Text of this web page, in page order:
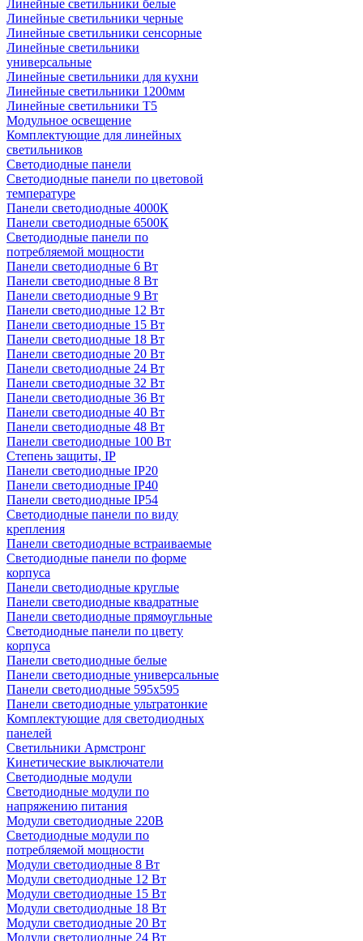
Линейные светильники белые
Линейные светильники черные
Линейные светильники сенсорные
Линейные светильники
универсальные
Линейные светильники для кухни
Линейные светильники 1200мм
Линейные светильники Т5
Модульное освещение
Комплектующие для линейных
светильников
Светодиодные панели
Светодиодные панели по цветовой
температуре
Панели светодиодные 4000К
Панели светодиодные 6500К
Светодиодные панели по
потребляемой мощности
Панели светодиодные 6 Вт
Панели светодиодные 8 Вт
Панели светодиодные 9 Вт
Панели светодиодные 12 Вт
Панели светодиодные 15 Вт
Панели светодиодные 18 Вт
Панели светодиодные 20 Вт
Панели светодиодные 24 Вт
Панели светодиодные 32 Вт
Панели светодиодные 36 Вт
Панели светодиодные 40 Вт
Панели светодиодные 48 Вт
Панели светодиодные 100 Вт
Степень защиты, IP
Панели светодиодные IP20
Панели светодиодные IP40
Панели светодиодные IP54
Светодиодные панели по виду
крепления
Панели светодиодные встраиваемые
Светодиодные панели по форме
корпуса
Панели светодиодные круглые
Панели светодиодные квадратные
Панели светодиодные прямоугльные
Светодиодные панели по цвету
корпуса
Панели светодиодные белые
Панели светодиодные универсальные
Панели светодиодные 595х595
Панели светодиодные ультратонкие
Комплектующие для светодиодных
панелей
Светильники Армстронг
Кинетические выключатели
Светодиодные модули
Светодиодные модули по
напряжению питания
Модули светодиодные 220В
Светодиодные модули по
потребляемой мощности
Модули светодиодные 8 Вт
Модули светодиодные 12 Вт
Модули светодиодные 15 Вт
Модули светодиодные 18 Вт
Модули светодиодные 20 Вт
Модули светодиодные 24 Вт